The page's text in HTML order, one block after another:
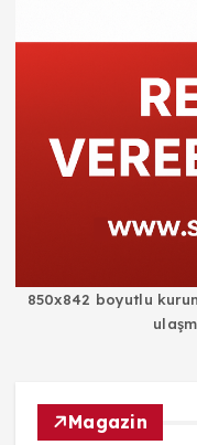
850x842 boyutlu
Magazin